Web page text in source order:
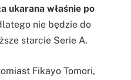
ukarana właśnie po
nie będzie do
starcie Serie A.
Fikayo Tomori,